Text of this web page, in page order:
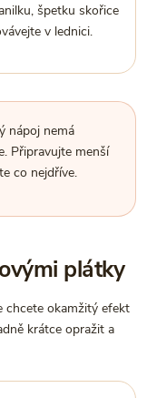
špetku skořice
v lednici.
nápoj nemá
Připravujte menší
co nejdříve.
plátky
chcete okamžitý efekt
krátce opražit a